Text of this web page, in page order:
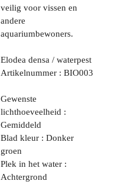
veilig voor vissen en
andere
aquariumbewoners.
Elodea densa / waterpest
Artikelnummer : BIO003
Gewenste
lichthoeveelheid :
Gemiddeld
Blad kleur : Donker
groen
Plek in het water :
Achtergrond